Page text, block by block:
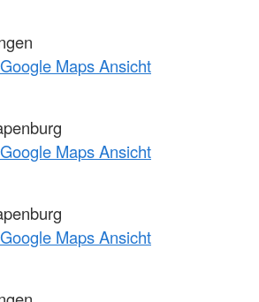
Maps Ansicht
Maps Ansicht
Maps Ansicht